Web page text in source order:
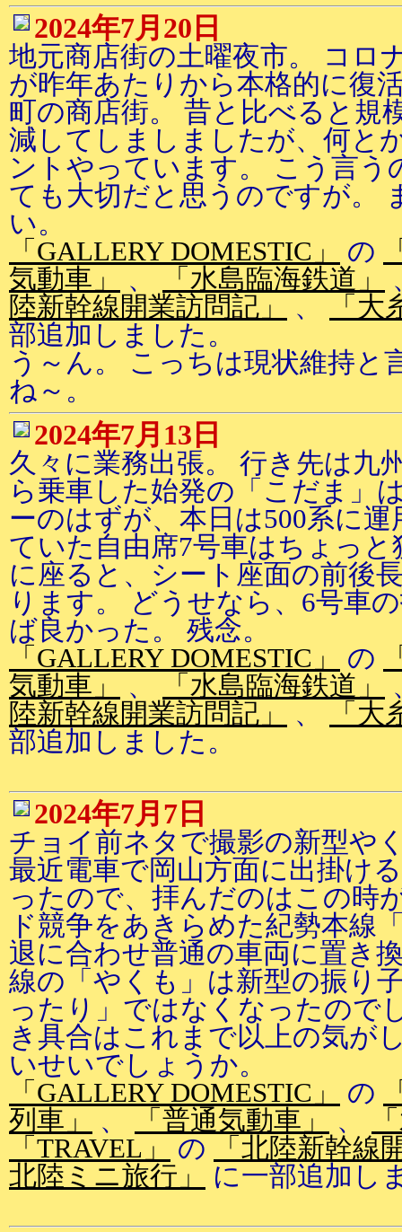
2024年7月20日
地元商店街の土曜夜市。 コロ
が昨年あたりから本格的に復
町の商店街。 昔と比べると規
減してしましましたが、何と
ントやっています。 こう言う
ても大切だと思うのですが。
い。
「GALLERY DOMESTIC」
の
気動車」
、 「水島臨海鉄道」
陸新幹線開業訪問記」
、
「
部追加しました。
う～ん。 こっちは現状維持と
ね～。
2024年7月13日
久々に業務出張。 行き先は九
ら乗車した始発の「こだま」
ーのはずが、本日は500系に
ていた自由席7号車はちょっ
に座ると、シート座面の前後
ります。 どうせなら、6号車
ば良かった。 残念。
「GALLERY DOMESTIC」
の
気動車」
、 「水島臨海鉄道」
陸新幹線開業訪問記」
、
「
部追加しました。
2024年7月7日
チョイ前ネタで撮影の新型や
最近電車で岡山方面に出掛け
ったので、拝んだのはこの時
ド競争をあきらめた紀勢本線
退に合わせ普通の車両に置き
線の「やくも」は新型の振り
ったり」ではなくなったので
き具合はこれまで以上の気が
いせいでしょうか。
「GALLERY DOMESTIC」
の
列車」
、 「普通気動車」 、
「TRAVEL」
の
「北陸新幹線
北陸ミニ旅行」
に一部追加し